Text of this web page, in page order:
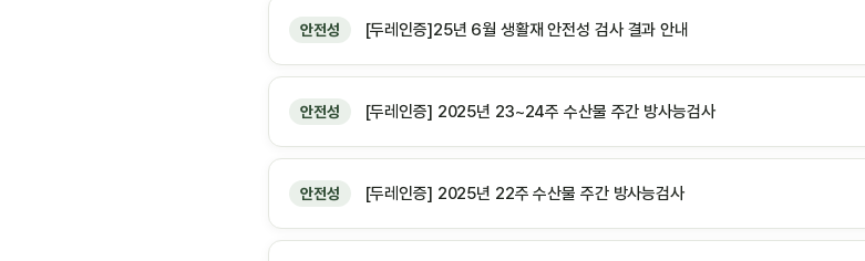
안전성 [두레인증]25년 6월 생활재 안전성 검사 결과 안내
안전성 [두레인증] 2025년 23~24주 수산물 주간 방사능검사
안전성 [두레인증] 2025년 22주 수산물 주간 방사능검사